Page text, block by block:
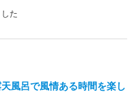
た
風呂で風情ある時間を楽し